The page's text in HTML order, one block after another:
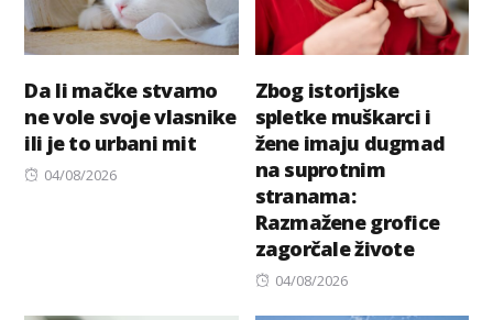
Da li mačke stvarno
ne vole svoje vlasnike
ili je to urbani mit
Posted
04/08/2026
Zbog istorijske
spletke muškarci i
žene imaju dugmad
na suprotnim
stranama:
Razmažene grofice
zagorčale živote
Posted
04/08/2026